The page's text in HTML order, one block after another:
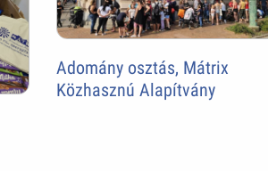
Adomány osztás, Mátrix
Közhasznú Alapítvány